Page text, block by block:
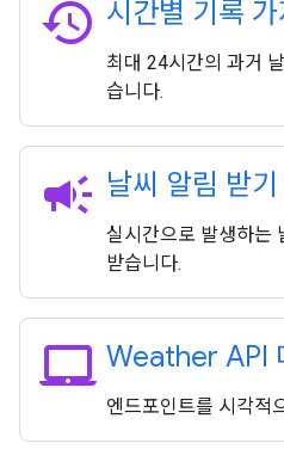
history 시간별 기록 가
최대 24시간의 과거
습니다.
campaign 날씨 알림 받기
실시간으로 발생하는
받습니다.
laptop_mac Weather API
엔드포인트를 시각적